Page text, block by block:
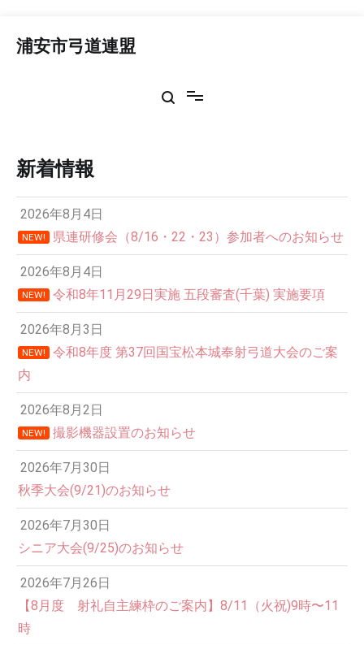
浦安市弓道連盟
新着情報
2026年8月4日
NEW! 県連研修会（8/16・22・23）参加者へのお知らせ
2026年8月4日
NEW! 令和8年11月29日実施 五段審査(千葉) 実施要項
2026年8月3日
NEW!
令和8年度 第37回国宝松本城奉射弓道大会のご案
内
2026年8月2日
NEW! 撮影機器設置のお知らせ
2026年7月30日
秋季大会(9/21)のお知らせ
2026年7月30日
シニア大会(9/25)のお知らせ
2026年7月26日
【8月度 射礼自主練枠のご案内】8/11（火祝)9時〜11
時